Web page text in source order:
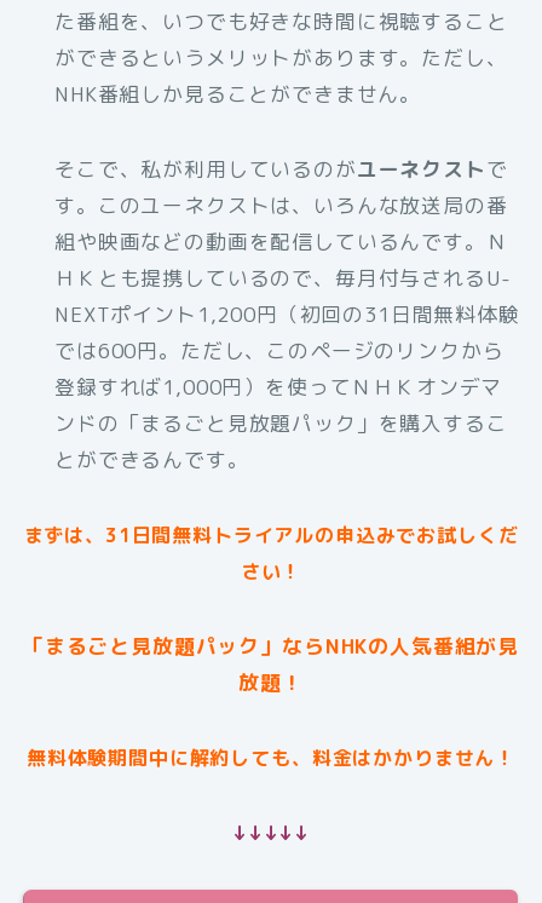
た番組を、いつでも好きな時間に視聴すること
ができるというメリットがあります。ただし、
NHK番組しか見ることができません。
そこで、私が利用しているのがユーネクストで
す。このユーネクストは、いろんな放送局の番
組や映画などの動画を配信しているんです。Ｎ
ＨＫとも提携しているので、毎月付与されるU-
NEXTポイント1,200円（初回の31日間無料体験
では600円。ただし、このページのリンクから
登録すれば1,000円）を使ってＮＨＫオンデマ
ンドの「まるごと見放題パック」を購入するこ
とができるんです。
まずは、31日間無料トライアルの申込みでお試しくだ
さい！
「まるごと見放題パック」ならNHKの人気番組が見
放題！
無料体験期間中に解約しても、料金はかかりません！
↓↓↓↓↓